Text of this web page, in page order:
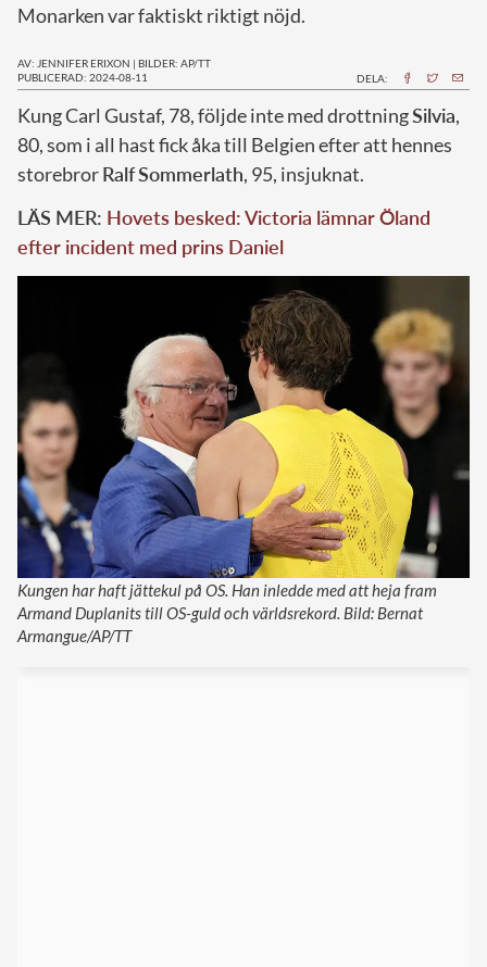
Monarken var faktiskt riktigt nöjd.
AV: JENNIFER ERIXON | BILDER: AP/TT
PUBLICERAD: 2024-08-11
DELA:
Kung Carl Gustaf, 78, följde inte med drottningSilvia,
80, som i all hast fick åka till Belgien efter att hennes
storebrorRalfSommerlath, 95, insjuknat.
LÄS MER: Hovets besked: Victoria lämnar Öland
efter incident med prins Daniel
Kungen har haft jättekul på OS. Han inledde med att heja fram
Armand Duplanits till OS-guld och världsrekord. Bild: Bernat
Armangue/AP/TT